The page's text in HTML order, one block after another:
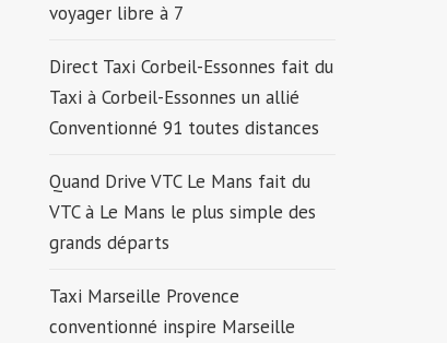
voyager libre à 7
Direct Taxi Corbeil-Essonnes fait du
Taxi à Corbeil-Essonnes un allié
Conventionné 91 toutes distances
Quand Drive VTC Le Mans fait du
VTC à Le Mans le plus simple des
grands départs
Taxi Marseille Provence
conventionné inspire Marseille